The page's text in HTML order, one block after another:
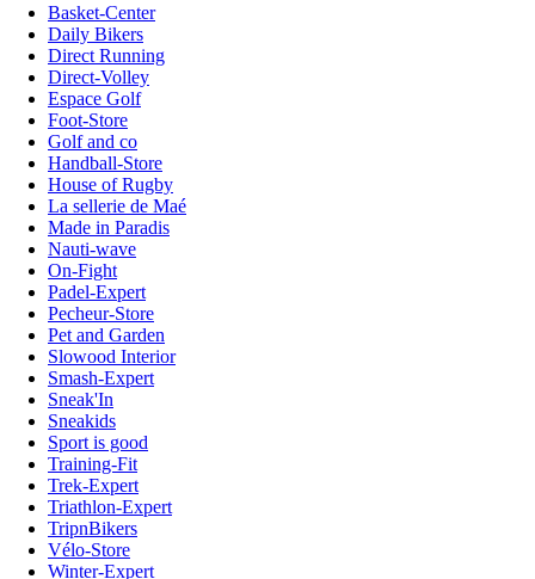
Basket-Center
Daily Bikers
Direct Running
Direct-Volley
Espace Golf
Foot-Store
Golf and co
Handball-Store
House of Rugby
La sellerie de Maé
Made in Paradis
Nauti-wave
On-Fight
Padel-Expert
Pecheur-Store
Pet and Garden
Slowood Interior
Smash-Expert
Sneak'In
Sneakids
Sport is good
Training-Fit
Trek-Expert
Triathlon-Expert
TripnBikers
Vélo-Store
Winter-Expert